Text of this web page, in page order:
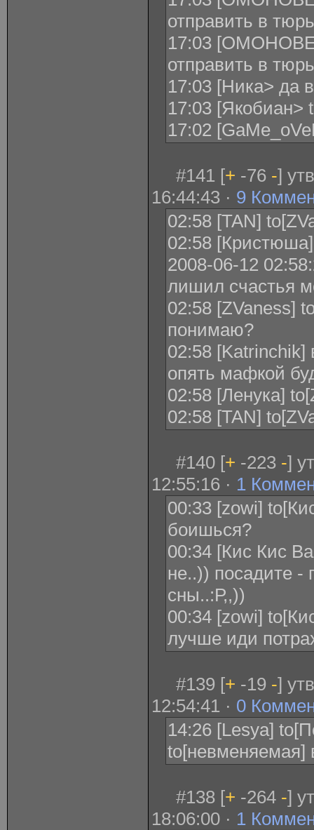
отправить в
17:03
отправить в
17:03 [Ника> да
17:03 [Якобиан>
17:02
#141 [+ -76 -]
16:44:43 · 9
02:58 [TAN]
02:58
2008-06-12
лишил счастья
02:58 [ZVaness]
понимаю?
02:58 [Katrinchik]
опять мафкой
02:58 [Ленука]
02:58 [TAN]
#140 [+ -223 -]
12:55:16 · 1
00:33 [zowi]
боишься?
00:34 [Кис Кис
не..)) посадите -
сны..:Р,,))
00:34 [zowi]
лучше иди
#139 [+ -19 -]
12:54:41 · 0
14:26 [Lesya]
to[невменяемая]
#138 [+ -264 -]
18:06:00 · 1